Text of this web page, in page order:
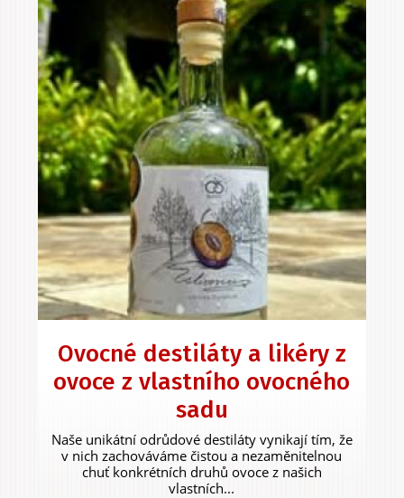
Ovocné destiláty a likéry z
ovoce z vlastního ovocného
sadu
Naše unikátní odrůdové destiláty vynikají tím, že
v nich zachováváme čistou a nezaměnitelnou
chuť konkrétních druhů ovoce z našich
vlastních...